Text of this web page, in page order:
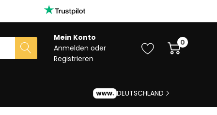
Mein Konto
Anmelden oder
Registrieren
0
DEUTSCHLAND